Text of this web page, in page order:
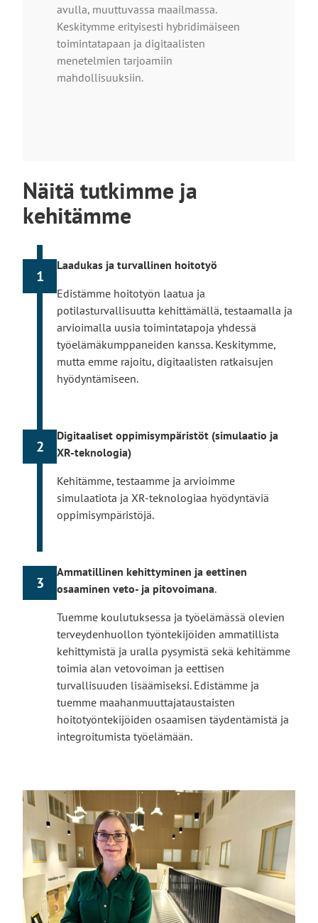
avulla, muuttuvassa maailmassa.
Keskitymme erityisesti hybridimäiseen
toimintatapaan ja digitaalisten
menetelmien tarjoamiin
mahdollisuuksiin.​
Näitä tutkimme ja
kehitämme
1
Laadukas ja turvallinen hoitotyö​
Edistämme hoitotyön laatua ja
potilasturvallisuutta kehittämällä, testaamalla ja
arvioimalla uusia toimintatapoja yhdessä
työelämäkumppaneiden kanssa.​ Keskitymme,
mutta emme rajoitu, digitaalisten ratkaisujen
hyödyntämiseen.
2
Digitaaliset oppimisympäristöt (simulaatio ja
XR-teknologia)​
Kehitämme, testaamme ja arvioimme
simulaatiota ja XR-teknologiaa hyödyntäviä
oppimisympäristöjä​.
3
Ammatillinen kehittyminen ja eettinen
osaaminen veto- ja pitovoimana.
Tuemme koulutuksessa ja työelämässä olevien
terveydenhuollon työntekijöiden ammatillista
kehittymistä ja uralla pysymistä sekä kehitämme
toimia alan vetovoiman ja eettisen
turvallisuuden lisäämiseksi. Edistämme ja
tuemme maahanmuuttajataustaisten
hoitotyöntekijöiden osaamisen täydentämistä ja
integroitumista työelämään.